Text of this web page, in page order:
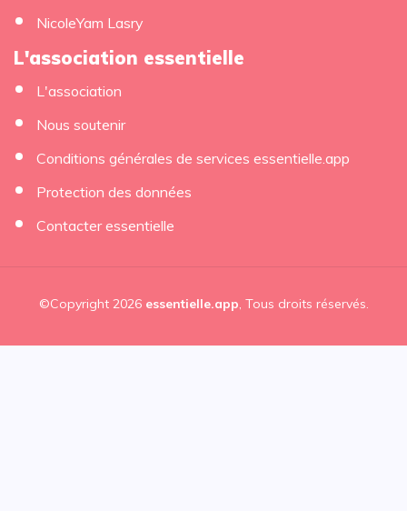
NicoleYam Lasry
L'association essentielle
L'association
Nous soutenir
Conditions générales de services essentielle.app
Protection des données
Contacter essentielle
©Copyright 2026 essentielle.app, Tous droits réservés.